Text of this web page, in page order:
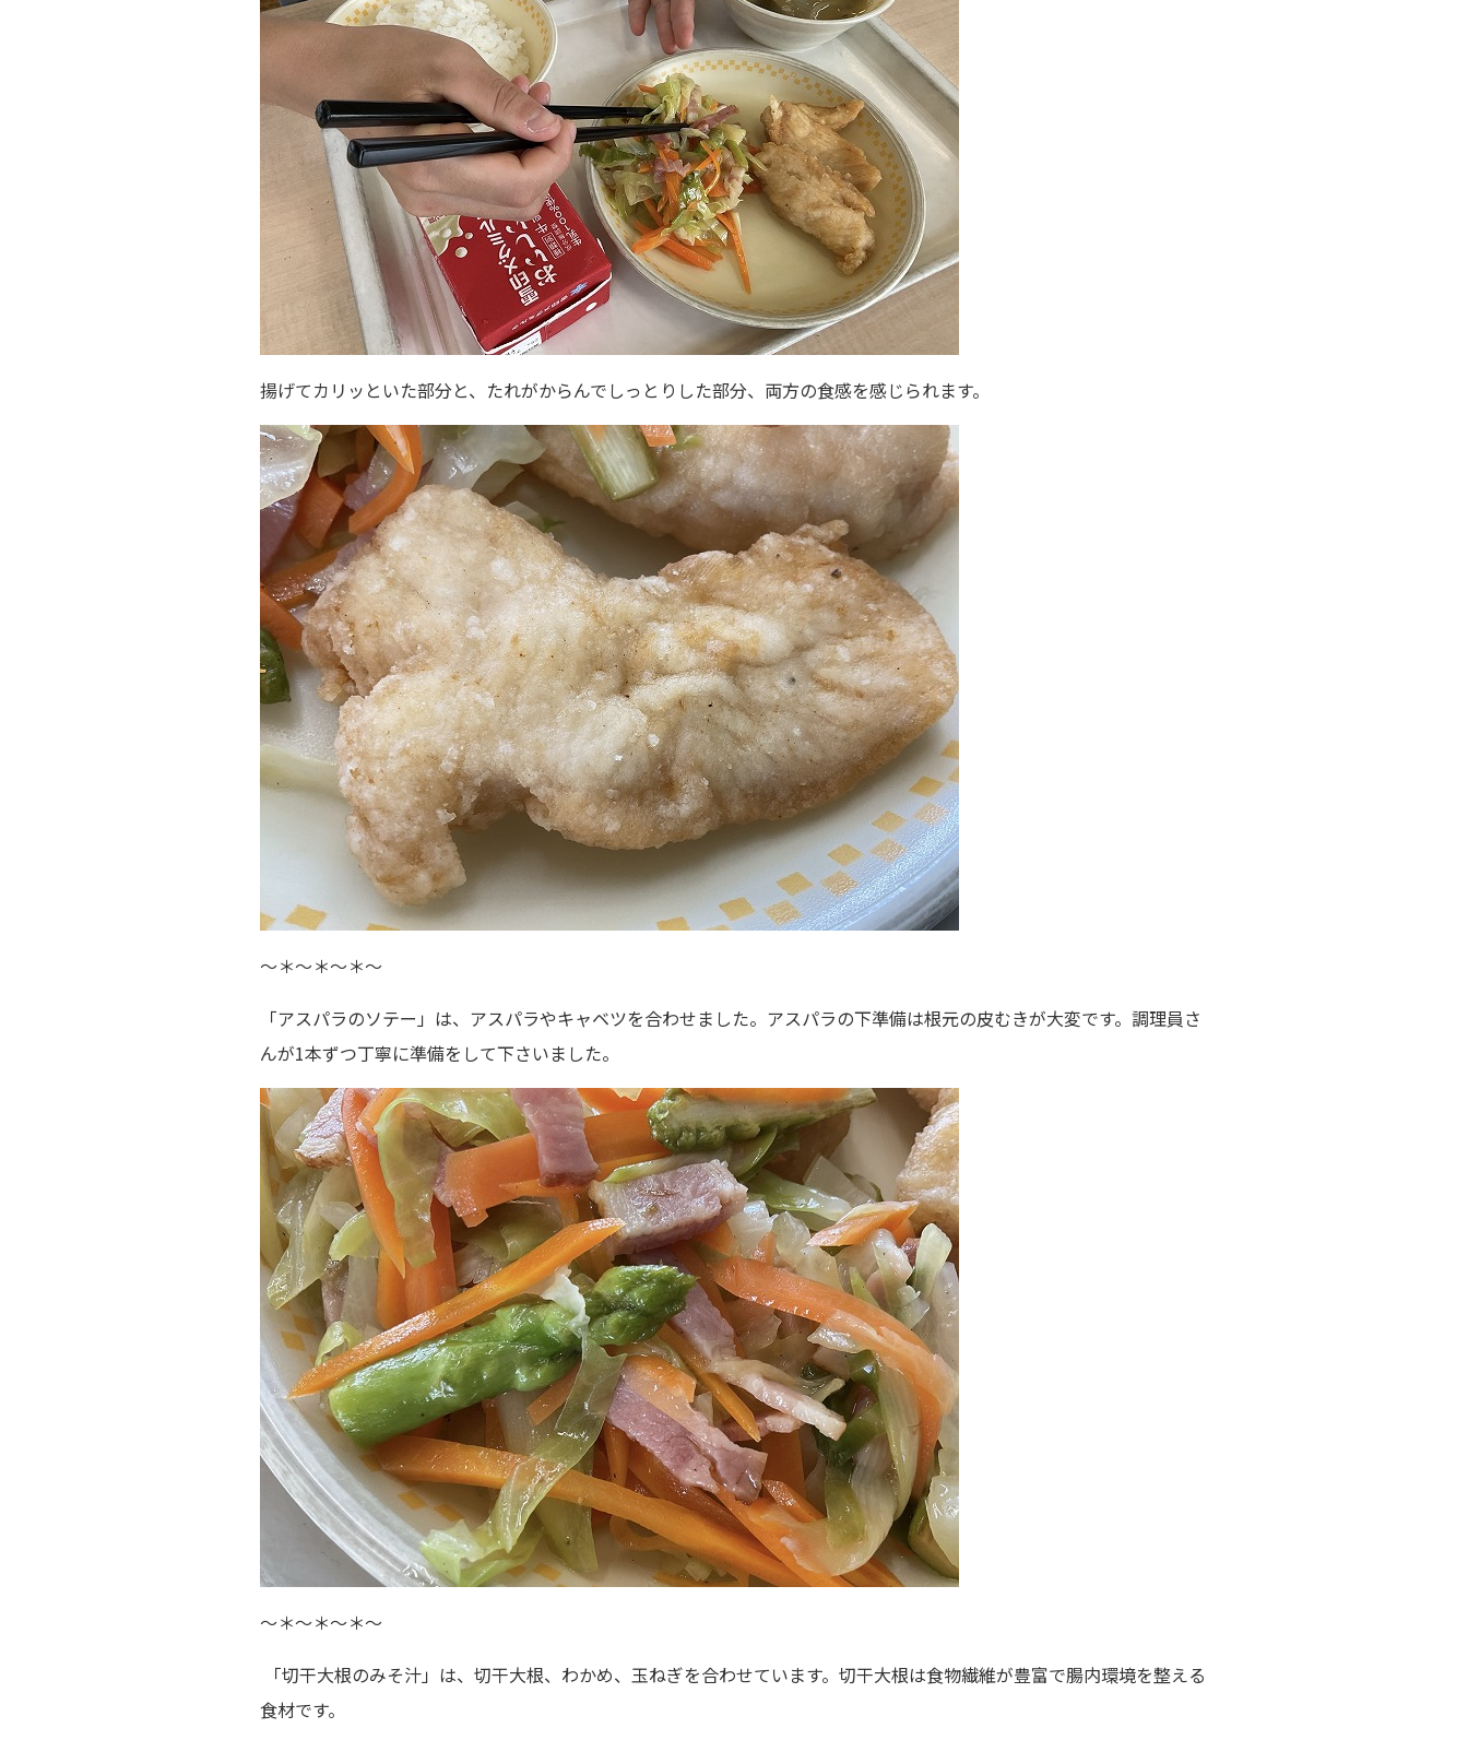
揚げてカリッといた部分と、たれがからんでしっとりした部分、両方の食感を感じられます。
～＊～＊～＊～
「アスパラのソテー」は、アスパラやキャベツを合わせました。アスパラの下準備は根元の皮むきが大変です。調理員さ
んが1本ずつ丁寧に準備をして下さいました。
～＊～＊～＊～
「切干大根のみそ汁」は、切干大根、わかめ、玉ねぎを合わせています。切干大根は食物繊維が豊富で腸内環境を整える
食材です。